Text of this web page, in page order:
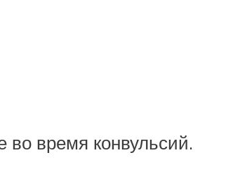
во время конвульсий.